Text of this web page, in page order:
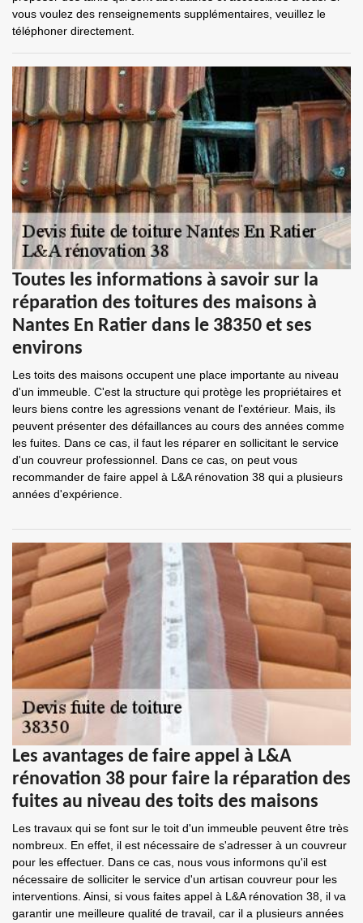
vous voulez des renseignements supplémentaires, veuillez le
téléphoner directement.
Toutes les informations à savoir sur la
réparation des toitures des maisons à
Nantes En Ratier dans le 38350 et ses
environs
Les toits des maisons occupent une place importante au niveau
d'un immeuble. C'est la structure qui protège les propriétaires et
leurs biens contre les agressions venant de l'extérieur. Mais, ils
peuvent présenter des défaillances au cours des années comme
les fuites. Dans ce cas, il faut les réparer en sollicitant le service
d'un couvreur professionnel. Dans ce cas, on peut vous
recommander de faire appel à L&A rénovation 38 qui a plusieurs
années d'expérience.
Les avantages de faire appel à L&A
rénovation 38 pour faire la réparation des
fuites au niveau des toits des maisons
Les travaux qui se font sur le toit d'un immeuble peuvent être très
nombreux. En effet, il est nécessaire de s'adresser à un couvreur
pour les effectuer. Dans ce cas, nous vous informons qu'il est
nécessaire de solliciter le service d'un artisan couvreur pour les
interventions. Ainsi, si vous faites appel à L&A rénovation 38, il va
garantir une meilleure qualité de travail, car il a plusieurs années